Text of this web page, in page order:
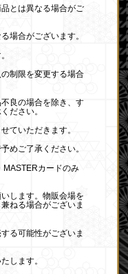
とは異なる場合がご
場合がございます。
制限を変更する場合
良の場合を除き、す
ださい。
ていただきます。
めご了承ください。
カードのみ
します。物販会場を
ねる場合がございま
る可能性がございま
します。